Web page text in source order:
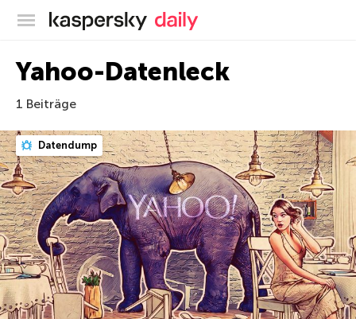
Offizieller Blog von Kaspersky
Yahoo-Datenleck
1 Beiträge
Datendump